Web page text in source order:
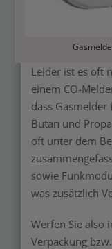
Leider ist es oft
einem CO-
dass Gasmelder
Butan und
oft unter dem
sowie
was zusätzlich
Werfen Sie also
Verpackung